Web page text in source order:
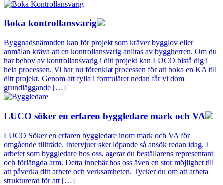
Boka kontrollansvarig
Byggnadsnämnden kan för projekt som kräver bygglov eller
anmälan kräva att en kontrollansvarig anlitas av byggherren. Om du
har behov av kontrollansvarig i ditt projekt kan LUCO bistå dig i
hela processen. Vi har nu förenklat processen för att boka en KA till
ditt projekt. Genom att fylla i formuläret nedan får vi dom
grundläggande […]
LUCO söker en erfaren byggledare mark och VA
LUCO Söker en erfaren byggledare inom mark och VA för
omgående tillträde. Intervjuer sker löpande så ansök redan idag. I
arbetet som byggledare hos oss, agerar du beställarens representant
och förlängda arm. Detta innebär hos oss även en stor möjlighet till
att påverka ditt arbete och verksamheten. Tycker du om att arbeta
strukturerat för att […]